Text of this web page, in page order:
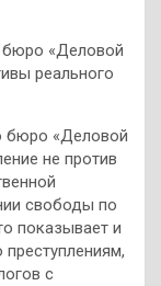
бюро «Деловой
реального
бюро «Деловой
не против
свободы по
показывает и
с